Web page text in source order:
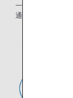
一気通貫でコー
通形態の中で生産